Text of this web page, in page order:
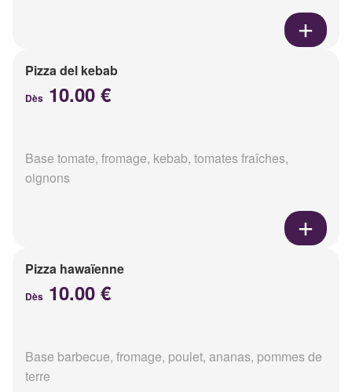
Pizza del kebab
Dès 10.00 €
Base tomate, fromage, kebab, tomates fraîches,
oignons
Pizza hawaïenne
Dès 10.00 €
Base barbecue, fromage, poulet, ananas, pommes de
terre